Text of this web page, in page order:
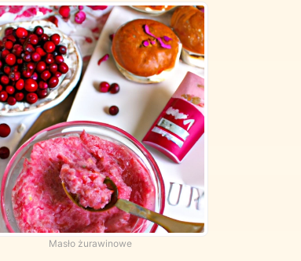
Masło żurawinowe